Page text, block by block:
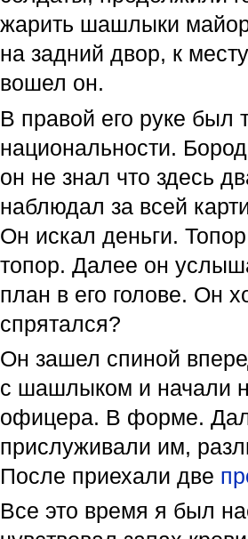
жарить шашлыки
на задний двор, к
вошел он.
В правой его руке был
национальности.
он не знал что здесь
наблюдал за всей
Он искал деньги.
топор. Далее он
план в его голове. Он
спрятался?
Он зашел спиной
с шашлыком и начали
офицера. В форме.
прислуживали им,
После приехали две
Все это время я был